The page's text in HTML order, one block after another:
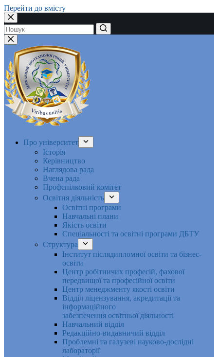
Перейти до вмісту
Немає
результатів
Про університет
Історія
Керівництво
Наглядова рада
Вчена рада
Профспілковий комітет
Освітня діяльність
Освітні програми
Навчальні плани
Якість освіти
Спеціальності та освітні програми ДБТУ
Структура
Інститут післядипломної освіти та бізнес-
освіти
Центр робітничих професій, фахової
передвищої та професійної освіти
Центр менеджменту якості освіти
Відділ ліцензування, акредитації та
інформаційного
забезпечення освітньої діяльності
Навчальний відділ
Редакційно-видавничий відділ
Проблемні та галузеві науково-дослідні
лабораторії